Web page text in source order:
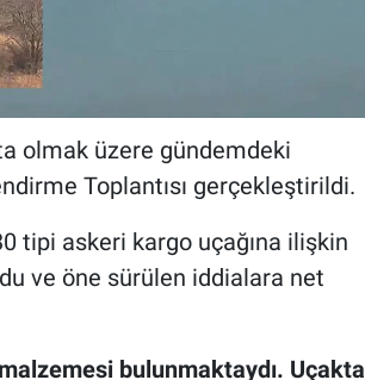
olmak üzere gündemdeki
Toplantısı gerçekleştirildi.
tipi askeri kargo uçağına ilişkin
ve öne sürülen iddialara net
bulunmaktaydı. Uçakta